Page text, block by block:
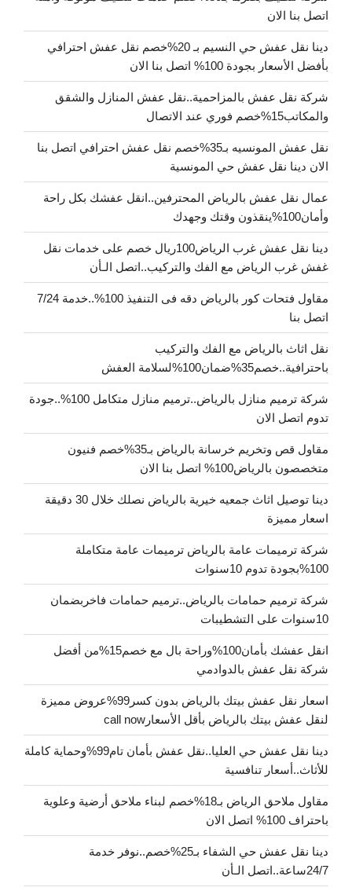
اتصل بنا الان
دينا نقل عفش حي النسيم بـ 20%خصم نقل عفش احترافي
بأفضل الأسعار بجودة 100% اتصل بنا الان
شركة نقل عفش بالمزاحمية..نقل عفش المنازل والشقق
والمكاتب15%خصم فوري عند الاتصال
نقل عفش المونسيه بـ35%خصم نقل عفش احترافي اتصل بنا
الان دينا نقل عفش حي المونسية
عمال نقل عفش بالرياض المحترفين..انقل عفشك بكل راحة
وأمان100%ينقذون وقتك وجهدك
دينا نقل عفش غرب الرياض100ريال خصم على خدمات نقل
غفش غرب الرياض مع الفك والتركيب..اتصل الـأن
مقاول فتحات كور بالرياض دقه فى التنفيذ 100%..خدمة 7/24
اتصل بنا
نقل اثاث بالرياض مع الفك والتركيب
باحترافية..خصم35%ضمان100%لسلامة العفش
شركة ترميم منازل بالرياض..ترميم منازل متكامل 100%..جودة
تدوم اتصل الان
مقاول قص وتخريم خرسانة بالرياض بـ35%خصم فنيون
متخصصون بالرياض100% اتصل بنا الان
دينا توصيل اثاث جمعيه خيرية بالرياض نصلك خلال 30 دقيقة
اسعار مميزة
شركة ترميمات عامة بالرياض ترميمات عامة متكاملة
100%بجودة تدوم 10سنوات
شركة ترميم حمامات بالرياض..ترميم حمامات فاخربضمان
10سنوات على التشطيبات
انقل عفشك بأمان100%وراحة بال مع خصم15%من أفضل
شركة نقل عفش بالدوادمي
اسعار نقل عفش بيتك بالرياض بدون كسر99%عروض مميزة
لنقل عفش بيتك بالرياض بأقل الأسعارcall now
دينا نقل عفش حي العليا..نقل عفش بأمان تام99%وحماية كاملة
للأثاث..أسعار تنافسية
مقاول ملاحق الرياض بـ18%خصم لبناء ملاحق أرضية وعلوية
باحتراف 100% اتصل الان
دينا نقل عفش حي الشفاء بـ25%خصم..نوفر خدمة
24/7ساعة..اتصل الـأن